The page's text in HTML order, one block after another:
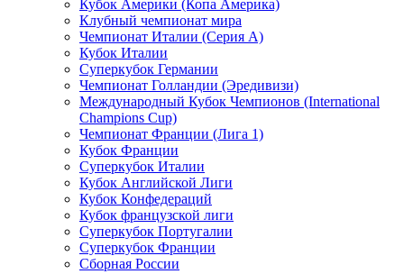
Кубок Америки (Копа Америка)
Клубный чемпионат мира
Чемпионат Италии (Серия А)
Кубок Италии
Суперкубок Германии
Чемпионат Голландии (Эредивизи)
Международный Кубок Чемпионов (International
Champions Cup)
Чемпионат Франции (Лига 1)
Кубок Франции
Суперкубок Италии
Кубок Английской Лиги
Кубок Конфедераций
Кубок французской лиги
Суперкубок Португалии
Суперкубок Франции
Сборная России